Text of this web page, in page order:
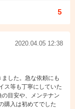
5
2020.04.05 12:38
した。急な依頼にも
ス等も丁寧にしていた
目安や、メンテナン
購入は初めてでした